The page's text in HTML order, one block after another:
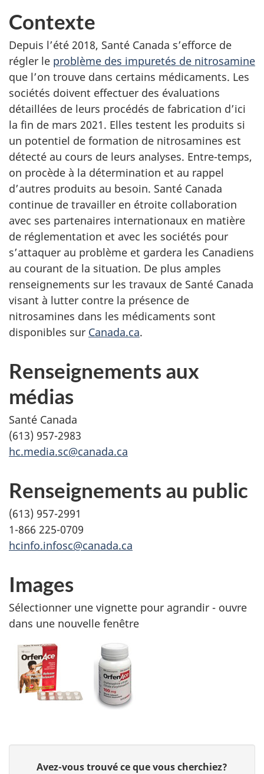
Contexte
Depuis l’été 2018, Santé Canada s’efforce de
régler le problème des impuretés de nitrosamine
que l’on trouve dans certains médicaments. Les
sociétés doivent effectuer des évaluations
détaillées de leurs procédés de fabrication d’ici
la fin de mars 2021. Elles testent les produits si
un potentiel de formation de nitrosamines est
détecté au cours de leurs analyses. Entre-temps,
on procède à la détermination et au rappel
d’autres produits au besoin. Santé Canada
continue de travailler en étroite collaboration
avec ses partenaires internationaux en matière
de réglementation et avec les sociétés pour
s’attaquer au problème et gardera les Canadiens
au courant de la situation. De plus amples
renseignements sur les travaux de Santé Canada
visant à lutter contre la présence de
nitrosamines dans les médicaments sont
disponibles sur Canada.ca.
Renseignements aux
médias
Santé Canada
(613) 957-2983
hc.media.sc@canada.ca
Renseignements au public
(613) 957-2991
1-866 225-0709
hcinfo.infosc@canada.ca
Images
Sélectionner une vignette pour agrandir - ouvre
dans une nouvelle fenêtre
Avez-vous trouvé ce que vous cherchiez?